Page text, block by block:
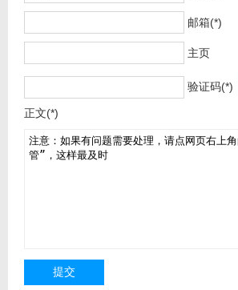
邮箱(*)
主页
验证码(*)
正文(*)